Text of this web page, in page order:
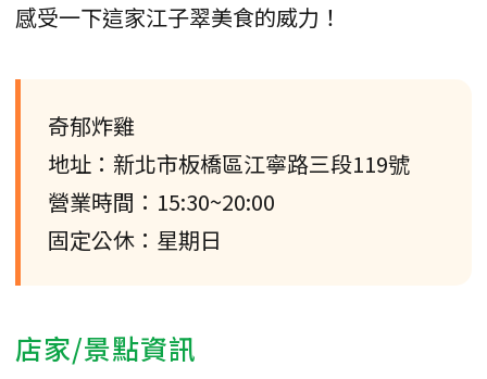
感受一下這家江子翠美食的威力！
奇郁炸雞
地址：新北市板橋區江寧路三段119號
營業時間：15:30~20:00
固定公休：星期日
店家/景點資訊